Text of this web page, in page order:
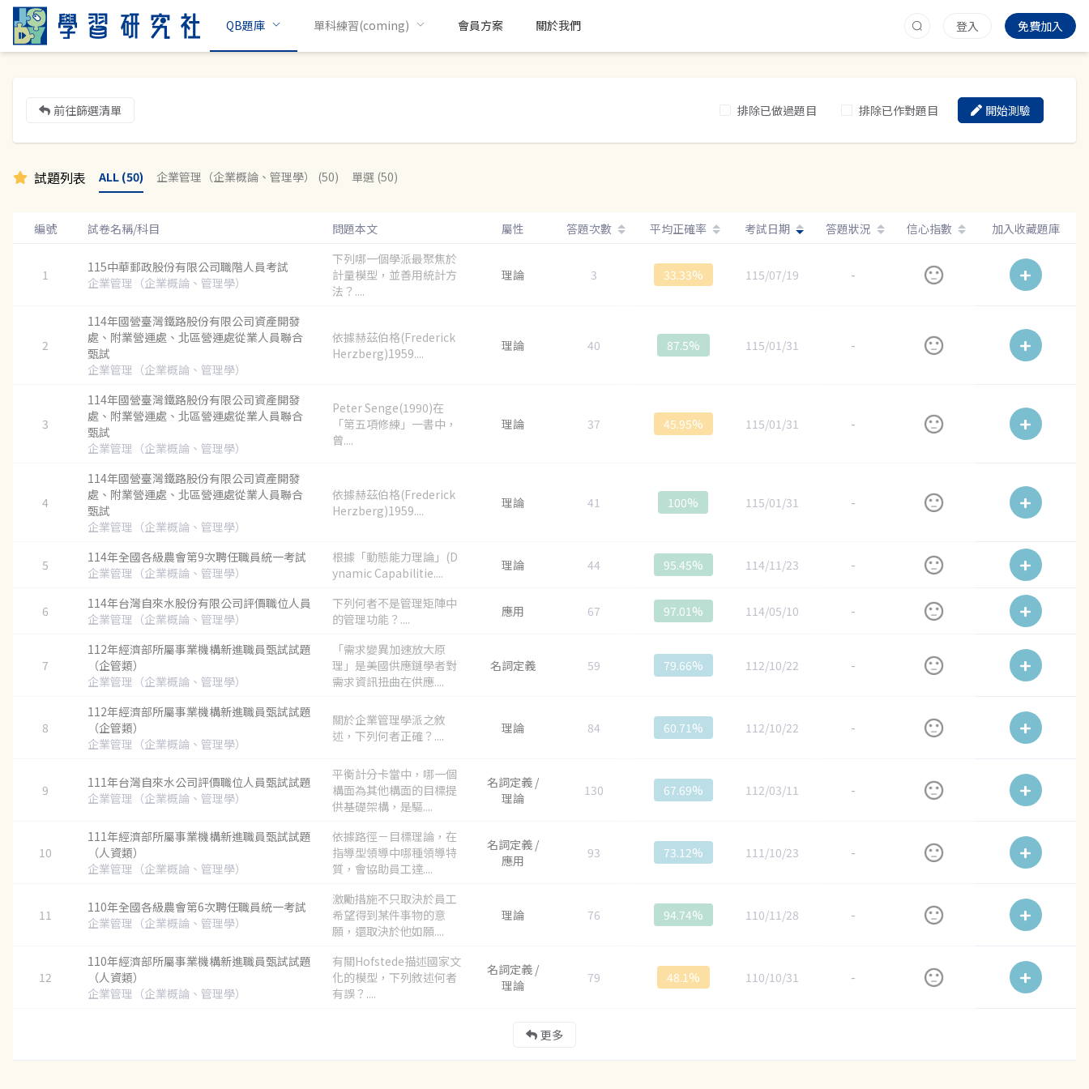
QB題庫 單科練習(coming) 會員方案 關於我們 登入 免費加入
前往篩選清單 排除已做過題目 排除已作對題目 開始測驗
試題列表 ALL (50) 企業管理（企業概論、管理學） (50) 單選 (50)
編號 試卷名稱/科目 問題本文 屬性 答題次數 平均正確率 考試日期 答題狀況 信心指數 加入收藏題庫
1
115中華郵政股份有限公司職階人員考試
企業管理（企業概論、管理學）
下列哪一個學派最聚焦於
計量模型，並善用統計方
法？....
理論 3 33.33% 115/07/19 -
2
114年國營臺灣鐵路股份有限公司資產開發
處、附業營運處、北區營運處從業人員聯合
甄試
企業管理（企業概論、管理學）
依據赫茲伯格(Frederick
Herzberg)1959....
理論 40 87.5% 115/01/31 -
3
114年國營臺灣鐵路股份有限公司資產開發
處、附業營運處、北區營運處從業人員聯合
甄試
企業管理（企業概論、管理學）
Peter Senge(1990)在
「第五項修練」一書中，
曾....
理論 37 45.95% 115/01/31 -
4
114年國營臺灣鐵路股份有限公司資產開發
處、附業營運處、北區營運處從業人員聯合
甄試
企業管理（企業概論、管理學）
依據赫茲伯格(Frederick
Herzberg)1959....
理論 41 100% 115/01/31 -
5
114年全國各級農會第9次聘任職員統一考試
企業管理（企業概論、管理學）
根據「動態能力理論」(D
ynamic Capabilitie....
理論 44 95.45% 114/11/23 -
6
114年台灣自來水股份有限公司評價職位人員
企業管理（企業概論、管理學）
下列何者不是管理矩陣中
的管理功能？....
應用 67 97.01% 114/05/10 -
7
112年經濟部所屬事業機構新進職員甄試試題
（企管類）
企業管理（企業概論、管理學）
「需求變異加速放大原
理」是美國供應鏈學者對
需求資訊扭曲在供應....
名詞定義 59 79.66% 112/10/22 -
8
112年經濟部所屬事業機構新進職員甄試試題
（企管類）
企業管理（企業概論、管理學）
關於企業管理學派之敘
述，下列何者正確？....
理論 84 60.71% 112/10/22 -
9
111年台灣自來水公司評價職位人員甄試試題
企業管理（企業概論、管理學）
平衡計分卡當中，哪一個
構面為其他構面的目標提
供基礎架構，是驅....
名詞定義 /
理論
130 67.69% 112/03/11 -
10
111年經濟部所屬事業機構新進職員甄試試題
（人資類）
企業管理（企業概論、管理學）
依據路徑－目標理論，在
指導型領導中哪種領導特
質，會協助員工達....
名詞定義 /
應用
93 73.12% 111/10/23 -
11
110年全國各級農會第6次聘任職員統一考試
企業管理（企業概論、管理學）
激勵措施不只取決於員工
希望得到某件事物的意
願，還取決於他如願....
理論 76 94.74% 110/11/28 -
12
110年經濟部所屬事業機構新進職員甄試試題
（人資類）
企業管理（企業概論、管理學）
有關Hofstede描述國家文
化的模型，下列敘述何者
有誤？....
名詞定義 /
理論
79 48.1% 110/10/31 -
更多